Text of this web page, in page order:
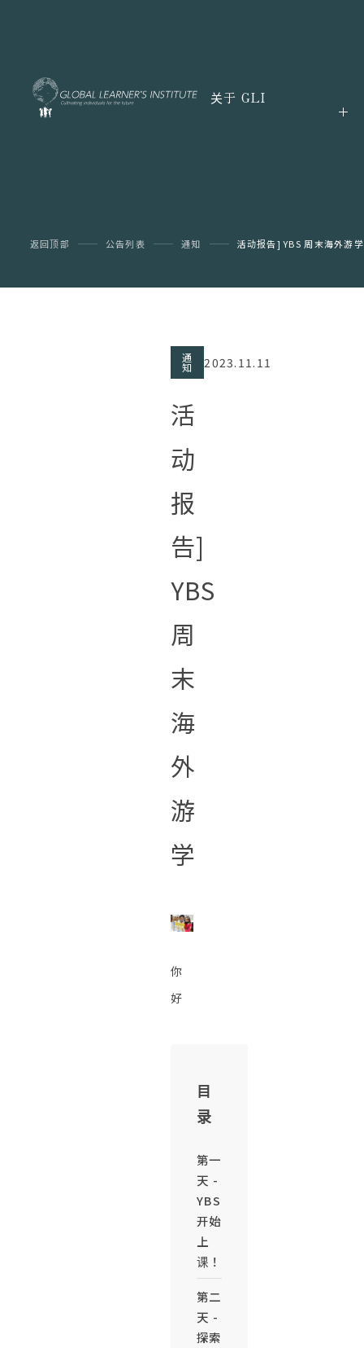
关于 GLI
返回顶部 公告列表 通知 活动报告] YBS 周末海外游学
通
知 2023.11.11
活
动
报
告]
YBS
周
末
海
外
游
学
你
好
目
录
第一
天 -
YBS
开始
上
课！
第二
天 -
探索